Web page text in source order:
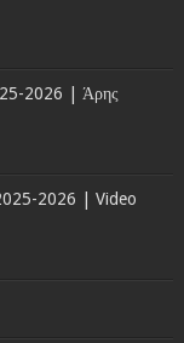
2026 | Άρης
2026 | Video